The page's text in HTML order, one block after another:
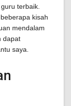
terbaik.
kisah
mendalam
dapat
saya.